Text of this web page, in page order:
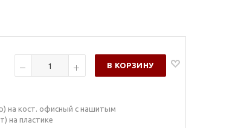
В КОРЗИНУ
на кост. офисный с нашитым
на пластике